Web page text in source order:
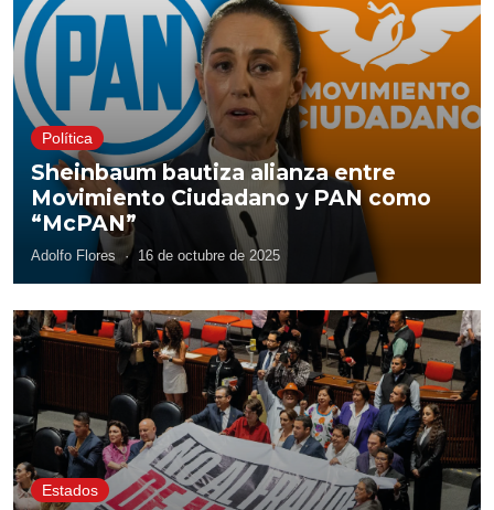
Política
Sheinbaum bautiza alianza entre
Movimiento Ciudadano y PAN como
“McPAN”
Adolfo Flores · 16 de octubre de 2025
Estados